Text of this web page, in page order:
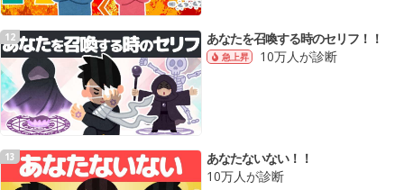
12 あなたを召喚する時のセリフ！！
急上昇 10万人が診断
13
あなたないない！！
10万人が診断